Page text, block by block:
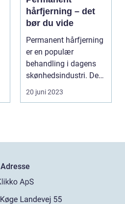
hårfjerning – det
bør du vide
Permanent hårfjerning
er en populær
behandling i dagens
skønhedsindustri. De
fles...
20 juni 2023
Adresse